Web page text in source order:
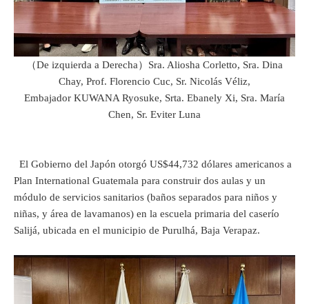
（De izquierda a Derecha）Sra. Aliosha Corletto, Sra. Dina
Chay, Prof. Florencio Cuc, Sr. Nicolás Véliz,
Embajador KUWANA Ryosuke, Srta. Ebanely Xi, Sra. María
Chen, Sr. Eviter Luna
El Gobierno del Japón otorgó US$44,732 dólares americanos a
Plan International Guatemala para construir dos aulas y un
módulo de servicios sanitarios (baños separados para niños y
niñas, y área de lavamanos) en la escuela primaria del caserío
Salijá, ubicada en el municipio de Purulhá, Baja Verapaz.